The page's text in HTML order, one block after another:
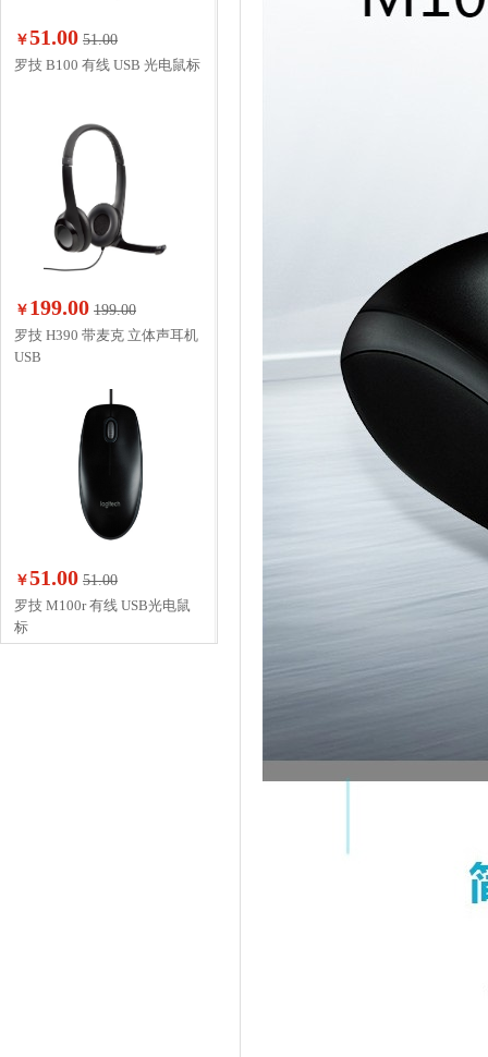
￥51.00 51.00
罗技 B100 有线 USB 光电鼠标
￥ 199.00 199.00
罗技 H390 带麦克 立体声耳机
USB
￥51.00 51.00
罗技 M100r 有线 USB光电鼠
标